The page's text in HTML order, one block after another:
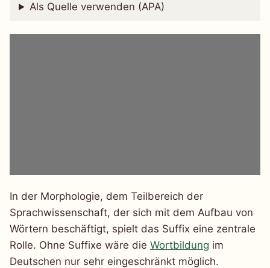
Als Quelle verwenden (APA)
In der Morphologie, dem Teilbereich der
Sprachwissenschaft, der sich mit dem Aufbau von
Wörtern beschäftigt, spielt das Suffix eine zentrale
Rolle. Ohne Suffixe wäre die Wortbildung im
Deutschen nur sehr eingeschränkt möglich.